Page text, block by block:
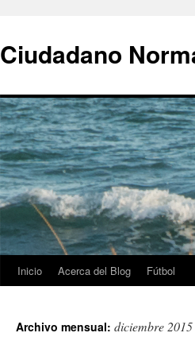
Ciudadano
Saltar
contenido
Inicio Acerca del Blog Fútbol
Archivo mensual: diciembre 2015